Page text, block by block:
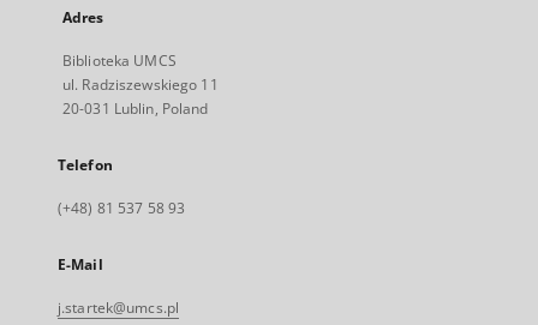
Adres
Biblioteka UMCS
ul. Radziszewskiego 11
20-031 Lublin, Poland
Telefon
(+48) 81 537 58 93
E-Mail
j.startek@umcs.pl